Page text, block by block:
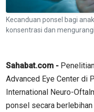
Kecanduan ponsel bagi
konsentrasi dan
Sahabat.com -
Advanced Eye Center di
International Neuro-
ponsel secara